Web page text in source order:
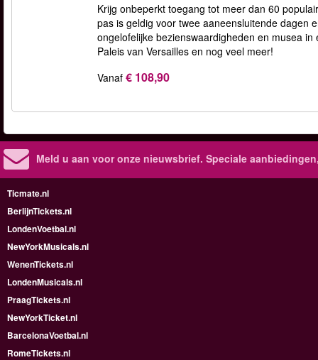
Krijg onbeperkt toegang tot meer dan 60
pas is geldig voor twee aaneensluitende dagen
ongelofelijke bezienswaardigheden en musea
Paleis van Versailles en nog veel meer!
Vanaf € 108,90
Meld u aan voor onze nieuwsbrief. Speciale
Ticmate.nl
BerlijnTickets.nl
LondenVoetbal.nl
NewYorkMusicals.nl
WenenTickets.nl
LondenMusicals.nl
PraagTickets.nl
NewYorkTicket.nl
BarcelonaVoetbal.nl
RomeTickets.nl